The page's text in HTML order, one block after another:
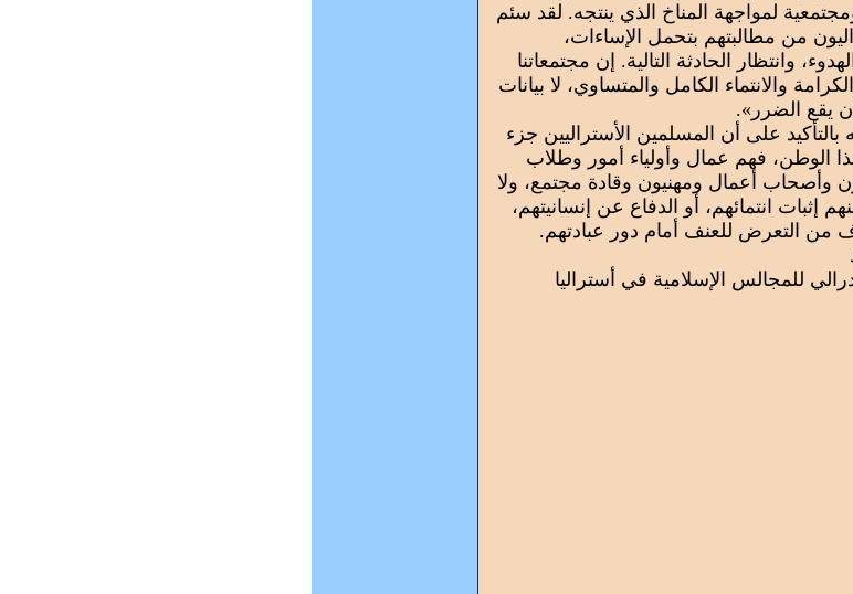
لمواجهة المناخ الذي ينتجه. لقد سئم
من مطالبتهم بتحمل الإساءات،
وانتظار الحادثة التالية. إن مجتمعاتنا
والانتماء الكامل والمتساوي، لا بيانات
يقع الضرر».
بالتأكيد على أن المسلمين الأستراليين جزء
الوطن، فهم عمال وأولياء أمور وطلاب
وأصحاب أعمال ومهنيون وقادة مجتمع، ولا
إثبات انتمائهم، أو الدفاع عن إنسانيتهم،
من التعرض للعنف أمام دور عبادتهم.
للمجالس الإسلامية في أستراليا